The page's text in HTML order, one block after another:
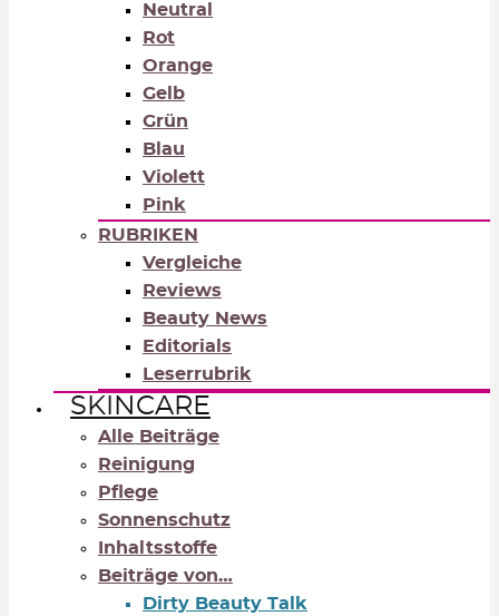
Neutral
Rot
Orange
Gelb
Grün
Blau
Violett
Pink
RUBRIKEN
Vergleiche
Reviews
Beauty News
Editorials
Leserrubrik
SKINCARE
Alle Beiträge
Reinigung
Pflege
Sonnenschutz
Inhaltsstoffe
Beiträge von…
Dirty Beauty Talk